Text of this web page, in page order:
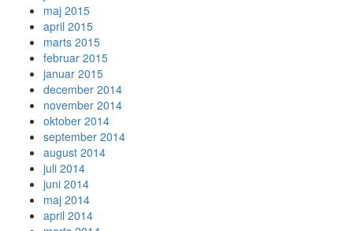
maj 2015
april 2015
marts 2015
februar 2015
januar 2015
december 2014
november 2014
oktober 2014
september 2014
august 2014
juli 2014
juni 2014
maj 2014
april 2014